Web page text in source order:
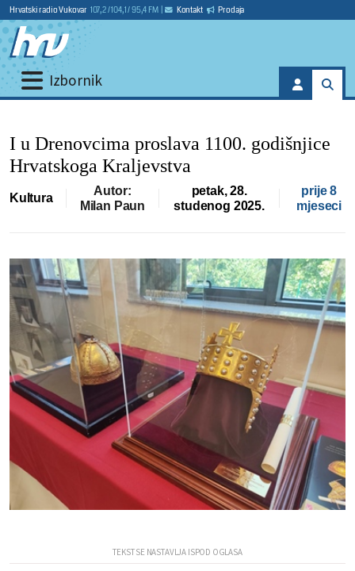
Hrvatski radio Vukovar 107,2 / 104,1 / 95,4 FM Kontakt Prodaja
Izbornik
I u Drenovcima proslava 1100. godišnjice
Hrvatskoga Kraljevstva
Kultura
Autor:
Milan Paun
petak, 28.
studenog 2025.
prije 8
mjeseci